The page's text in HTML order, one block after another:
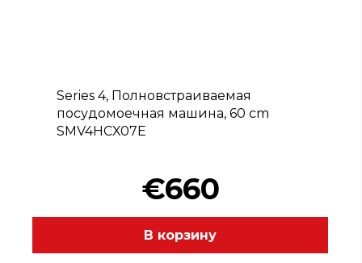
Series 4, Полновстраиваемая
посудомоечная машина, 60 cm
SMV4HCX07E
€660
В корзину